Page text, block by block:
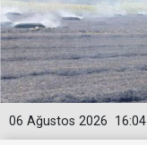
16:04
06 Ağustos 2026